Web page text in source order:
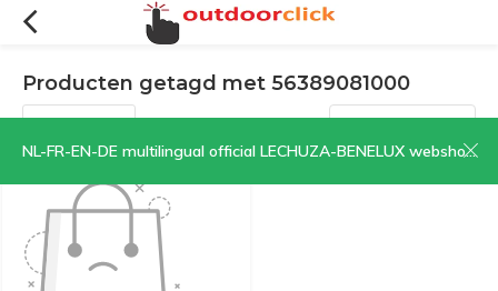
NL-FR-EN-DE multilingual official LECHUZA-BENELUX webshop | CLICK HERE NOW!
Producten getagd met 56389081000
Filters Sorteren op: